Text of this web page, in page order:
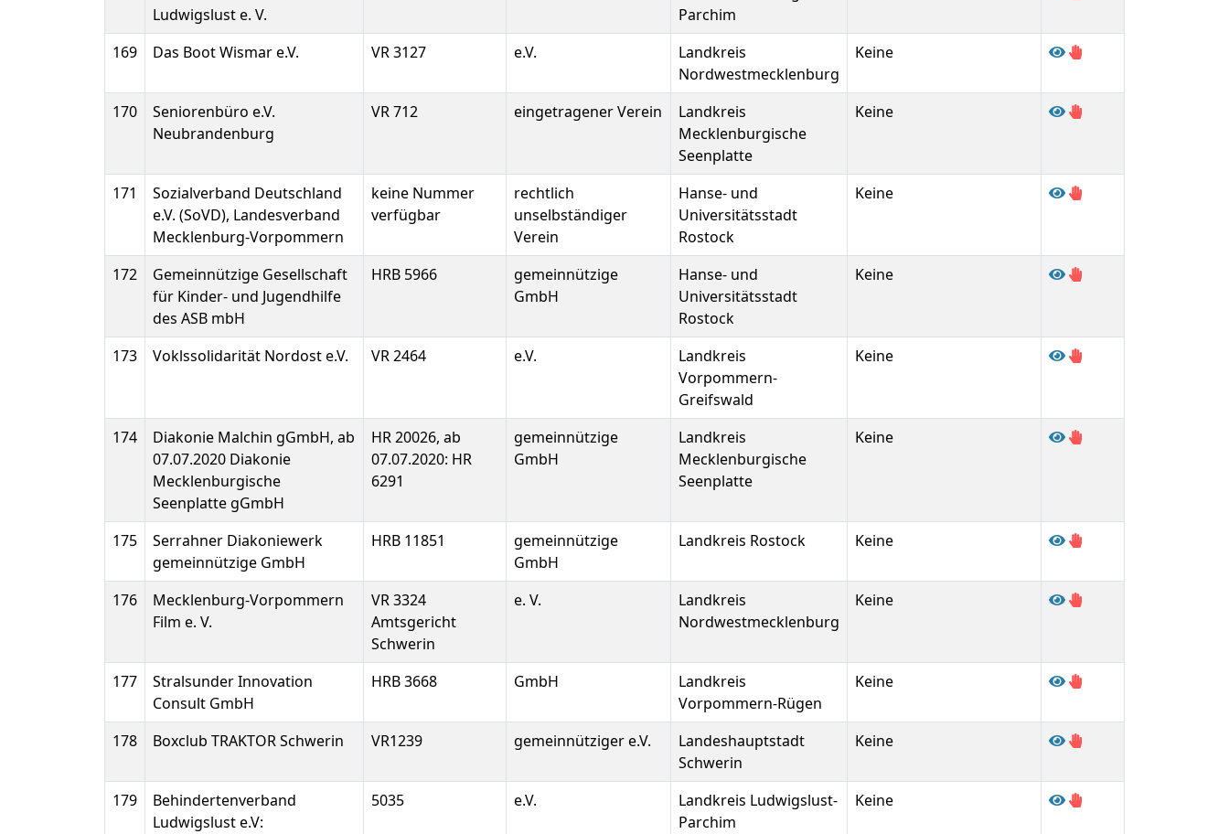
Ludwigslust e. V.
Parchim
169 Das Boot Wismar e.V. VR 3127 e.V.
Landkreis
Nordwestmecklenburg
Keine
170
Seniorenbüro e.V.
Neubrandenburg
VR 712 eingetragener Verein
Landkreis
Mecklenburgische
Seenplatte
Keine
171
Sozialverband Deutschland
e.V. (SoVD), Landesverband
Mecklenburg-Vorpommern
keine Nummer
verfügbar
rechtlich
unselbständiger
Verein
Hanse- und
Universitätsstadt
Rostock
Keine
172
Gemeinnützige Gesellschaft
für Kinder- und Jugendhilfe
des ASB mbH
HRB 5966
gemeinnützige
GmbH
Hanse- und
Universitätsstadt
Rostock
Keine
173 Voklssolidarität Nordost e.V. VR 2464 e.V.
Landkreis
Vorpommern-
Greifswald
Keine
174
Diakonie Malchin gGmbH, ab
07.07.2020 Diakonie
Mecklenburgische
Seenplatte gGmbH
HR 20026, ab
07.07.2020: HR
6291
gemeinnützige
GmbH
Landkreis
Mecklenburgische
Seenplatte
Keine
175
Serrahner Diakoniewerk
gemeinnützige GmbH
HRB 11851
gemeinnützige
GmbH
Landkreis Rostock Keine
176
Mecklenburg-Vorpommern
Film e. V.
VR 3324
Amtsgericht
Schwerin
e. V.
Landkreis
Nordwestmecklenburg
Keine
177
Stralsunder Innovation
Consult GmbH
HRB 3668 GmbH
Landkreis
Vorpommern-Rügen
Keine
178 Boxclub TRAKTOR Schwerin VR1239 gemeinnütziger e.V.
Landeshauptstadt
Schwerin
Keine
179
Behindertenverband
Ludwigslust e.V:
5035 e.V.
Landkreis Ludwigslust-
Parchim
Keine